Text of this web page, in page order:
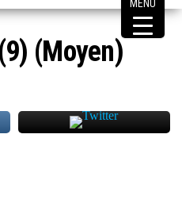
(Moyen)
MENU